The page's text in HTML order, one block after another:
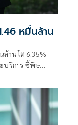
หมื่นล้าน
ล้าน โต 6.35%
ะบริการ ชี้พิษ